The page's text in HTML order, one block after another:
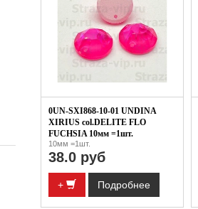
0UN-SXI868-10-01 UNDINA
XIRIUS col.DELITE FLO
FUCHSIA 10мм =1шт.
10мм =1шт.
38.0 руб
+ Подробнее